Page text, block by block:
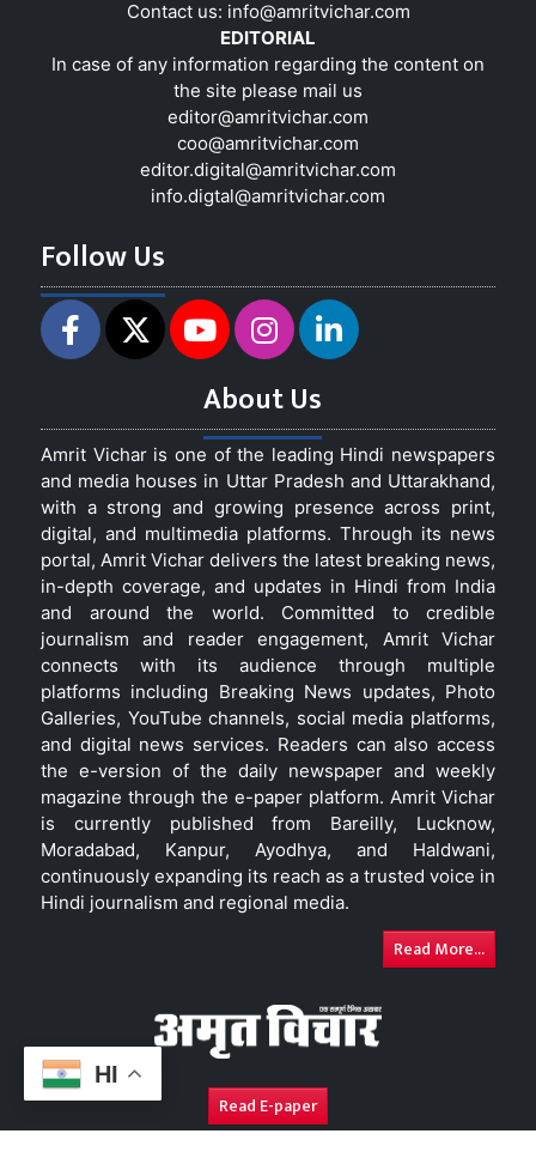
HI
Contact us: info@amritvichar.com
EDITORIAL
In case of any information regarding the content on
the site please mail us
editor@amritvichar.com
coo@amritvichar.com
editor.digital@amritvichar.com
info.digtal@amritvichar.com
Follow Us
About Us
Amrit Vichar is one of the leading Hindi newspapers
and media houses in Uttar Pradesh and Uttarakhand,
with a strong and growing presence across print,
digital, and multimedia platforms. Through its news
portal, Amrit Vichar delivers the latest breaking news,
in-depth coverage, and updates in Hindi from India
and around the world. Committed to credible
journalism and reader engagement, Amrit Vichar
connects with its audience through multiple
platforms including Breaking News updates, Photo
Galleries, YouTube channels, social media platforms,
and digital news services. Readers can also access
the e-version of the daily newspaper and weekly
magazine through the e-paper platform. Amrit Vichar
is currently published from Bareilly, Lucknow,
Moradabad, Kanpur, Ayodhya, and Haldwani,
continuously expanding its reach as a trusted voice in
Hindi journalism and regional media.
Read More...
Read E-paper